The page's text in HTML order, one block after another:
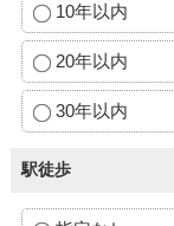
10年以内
20年以内
30年以内
駅徒歩